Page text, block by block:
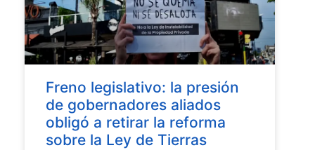
Freno legislativo: la presión
de gobernadores aliados
obligó a retirar la reforma
sobre la Ley de Tierras